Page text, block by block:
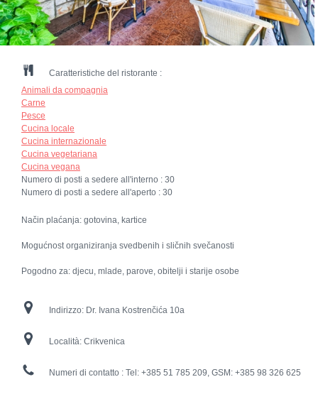
Caratteristiche del ristorante :
Animali da compagnia
Carne
Pesce
Cucina locale
Cucina internazionale
Cucina vegetariana
Cucina vegana
Numero di posti a sedere all'interno : 30
Numero di posti a sedere all'aperto : 30
Način plaćanja: gotovina, kartice
Mogućnost organiziranja svedbenih i sličnih svečanosti
Pogodno za: djecu, mlade, parove, obitelji i starije osobe
Indirizzo: Dr. Ivana Kostrenčića 10a
Località: Crikvenica
Numeri di contatto : Tel: +385 51 785 209, GSM: +385 98 326 625